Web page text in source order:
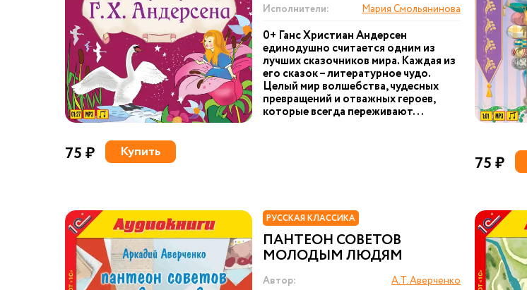
Исполнители:
Мария Смольянинова
0+ Ганс Христиан Андерсен
единодушно считается одним из
лучших сказочников мира. Каждая из
его сказок – литературное чудо.
Целый мир волшебства, чудесных
превращений и отважных героев,
которые всегда переживают...
75 ₽ Купить
75 ₽
РУССКАЯ КЛАССИКА
ПАНТЕОН СОВЕТОВ
МОЛОДЫМ ЛЮДЯМ
Автор:
А.Т. Аверченко